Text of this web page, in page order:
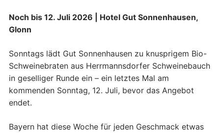
Noch bis 12. Juli 2026 | Hotel Gut Sonnenhausen,
Glonn
Sonntags lädt Gut Sonnenhausen zu knusprigem Bio-
Schweinebraten aus Herrmannsdorfer Schweinebauch
in geselliger Runde ein – ein letztes Mal am
kommenden Sonntag, 12. Juli, bevor das Angebot
endet.
Bayern hat diese Woche für jeden Geschmack etwas